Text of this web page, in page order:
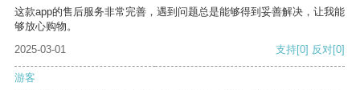
这款app的售后服务非常完善，遇到问题总是能够得到妥善解决，让我能
够放心购物。
2025-03-01
支持[0] 反对[0]
游客